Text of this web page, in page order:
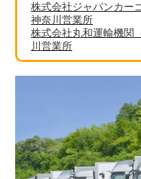
株式会社ジャパンカー
神奈川営業所
株式会社丸和運輸機関
川営業所